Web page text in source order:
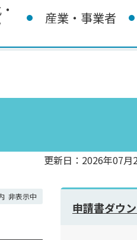
産業・事業者
更新日：2026年07月
非表示中
申請書ダウ